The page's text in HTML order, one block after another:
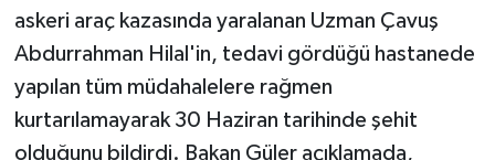
askeri araç kazasında yaralanan Uzman Çavuş
Abdurrahman Hilal'in, tedavi gördüğü hastanede
yapılan tüm müdahalelere rağmen
kurtarılamayarak 30 Haziran tarihinde şehit
olduğunu bildirdi. Bakan Güler açıklamada,